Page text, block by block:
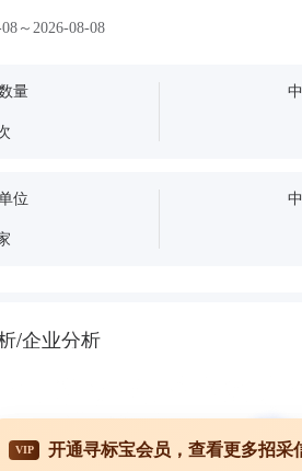
～2026-08-08
量
位
/企业分析
VIP 开通寻标宝会员，查看更多招采